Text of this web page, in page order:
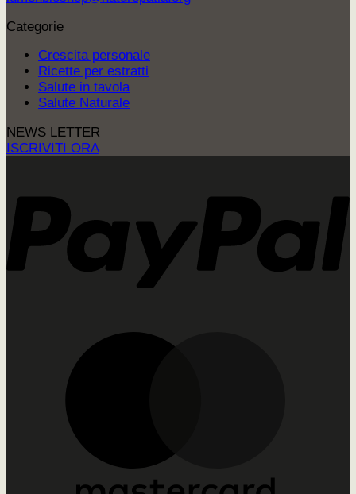
Categorie
Crescita personale
Ricette per estratti
Salute in tavola
Salute Naturale
NEWS LETTER
ISCRIVITI ORA